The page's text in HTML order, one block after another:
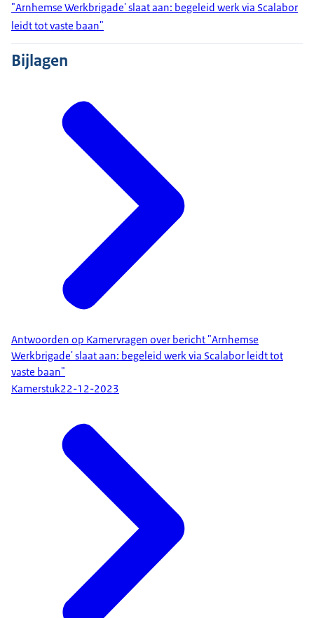
"Arnhemse Werkbrigade' slaat aan: begeleid werk via Scalabor
leidt tot vaste baan"
Bijlagen
Antwoorden op Kamervragen over bericht "Arnhemse
Werkbrigade' slaat aan: begeleid werk via Scalabor leidt tot
vaste baan"
Kamerstuk22-12-2023